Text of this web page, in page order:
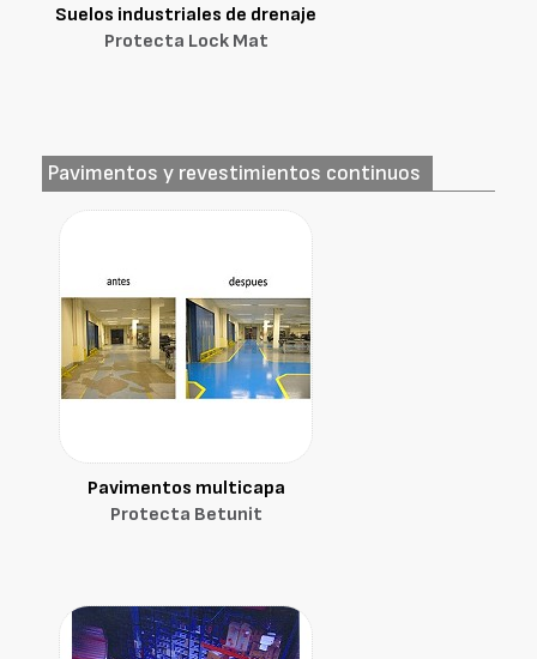
Suelos industriales de drenaje
Protecta Lock Mat
Pavimentos y revestimientos continuos
Pavimentos multicapa
Protecta Betunit